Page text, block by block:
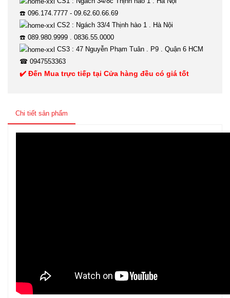
☎️ 096.174.7777 - 09.62.60.66.69
CS2 : Ngách 33/4 Thịnh hào 1 . Hà Nội
☎️ 089.980.9999 . 0836.55.0000
CS3 : 47 Nguyễn Phạm Tuân . P9 . Quận 6 HCM
☎ 0947553363
✔️ Đến Mua trực tiếp tại Cửa hàng đều có giá tốt
Chi tiết sản phẩm